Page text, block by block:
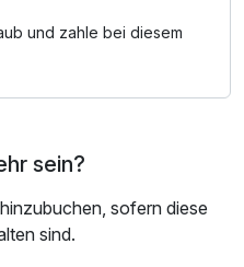
und freuen Sie
in Wolfsburg.
und zahle bei diesem
sein?
sofern diese
sind.